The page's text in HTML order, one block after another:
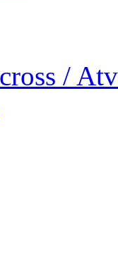
/ Atv